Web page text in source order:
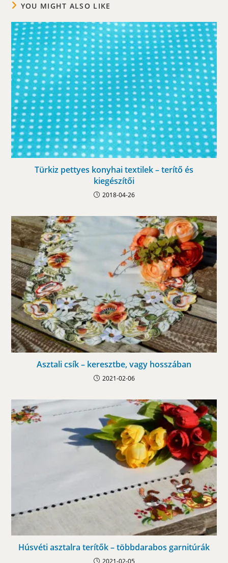
YOU MIGHT ALSO LIKE
Türkiz pettyes konyhai textilek – terítő és
kiegészítői
2018-04-26
Asztali csík – keresztbe, vagy hosszában
2021-02-06
Húsvéti asztalra terítők – többdarabos garnitúrák